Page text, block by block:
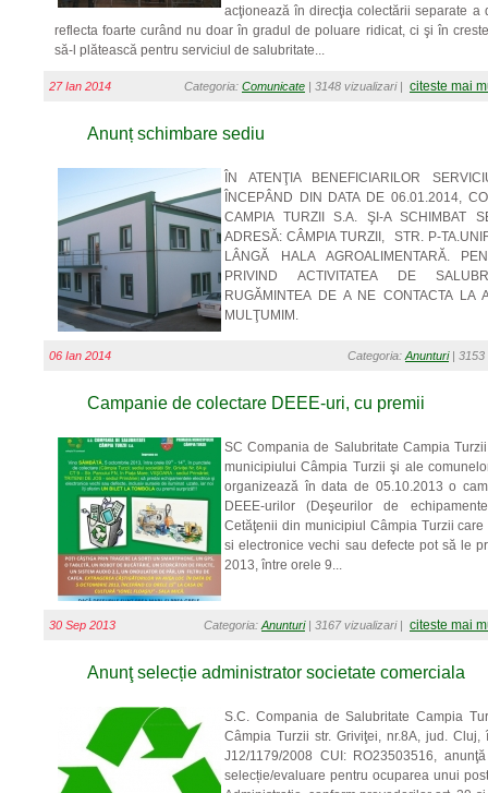
acţionează în direcţia colectării separate a
reflecta foarte curând nu doar în gradul de poluare ridicat, ci şi în
să-l plătească pentru serviciul de salubritate...
27 Ian 2014 Categoria: Comunicate | 3148 vizualizari | citeste mai
Anunț schimbare sediu
ÎN ATENŢIA BENEFICIARILOR
ÎNCEPÂND DIN DATA DE 06.01.2014,
CAMPIA TURZII S.A. ŞI-A SCHIMBAT
ADRESĂ: CÂMPIA TURZII, STR. P-
LÂNGĂ HALA AGROALIMENTARĂ.
PRIVIND ACTIVITATEA DE
RUGĂMINTEA DE A NE CONTACTA LA
MULŢUMIM.
06 Ian 2014 Categoria: Anunturi| 3153
Campanie de colectare DEEE-uri, cu premii
SC Compania de Salubritate Campia
municipiului Câmpia Turzii şi ale
organizează în data de 05.10.2013 o
DEEE-urilor (Deşeurilor de
Cetăţenii din municipiul Câmpia Turzii
si electronice vechi sau defecte pot să le
2013, între orele 9...
30 Sep 2013 Categoria: Anunturi| 3167 vizualizari | citeste mai
Anunţ selecție administrator societate comerciala
S.C. Compania de Salubritate Campia
Câmpia Turzii str. Griviţei, nr.8A, jud.
J12/1179/2008 CUI: RO23503516,
selecție/evaluare pentru ocuparea unui